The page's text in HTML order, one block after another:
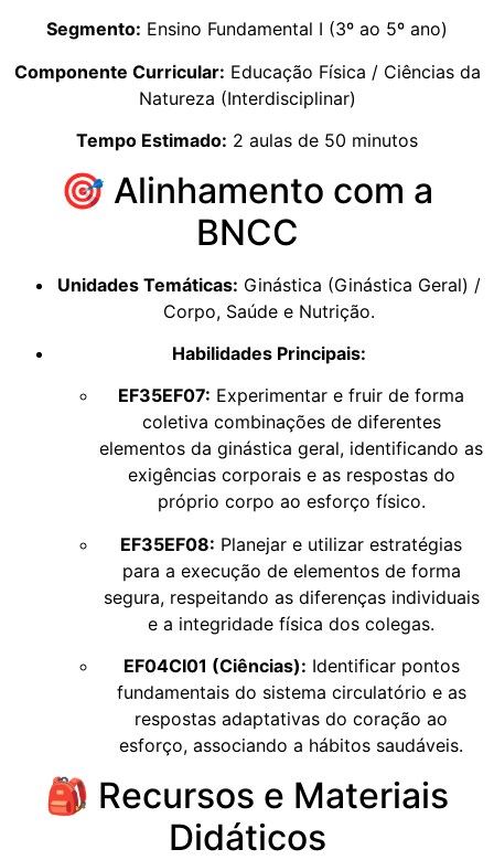
Segmento: Ensino Fundamental I (3º ao 5º ano)
Componente Curricular: Educação Física / Ciências da
Natureza (Interdisciplinar)
Tempo Estimado: 2 aulas de 50 minutos
🎯 Alinhamento com a
BNCC
Unidades Temáticas: Ginástica (Ginástica Geral) /
Corpo, Saúde e Nutrição.
Habilidades Principais:
EF35EF07: Experimentar e fruir de forma
coletiva combinações de diferentes
elementos da ginástica geral, identificando as
exigências corporais e as respostas do
próprio corpo ao esforço físico.
EF35EF08: Planejar e utilizar estratégias
para a execução de elementos de forma
segura, respeitando as diferenças individuais
e a integridade física dos colegas.
EF04CI01 (Ciências): Identificar pontos
fundamentais do sistema circulatório e as
respostas adaptativas do coração ao
esforço, associando a hábitos saudáveis.
🎒 Recursos e Materiais
Didáticos